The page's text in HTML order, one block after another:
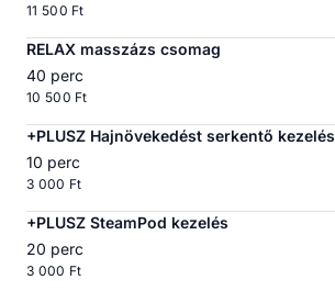
11 500 Ft
RELAX masszázs csomag
40 perc
10 500 Ft
+PLUSZ Hajnövekedést serkentő kezelés
10 perc
3 000 Ft
+PLUSZ SteamPod kezelés
20 perc
3 000 Ft